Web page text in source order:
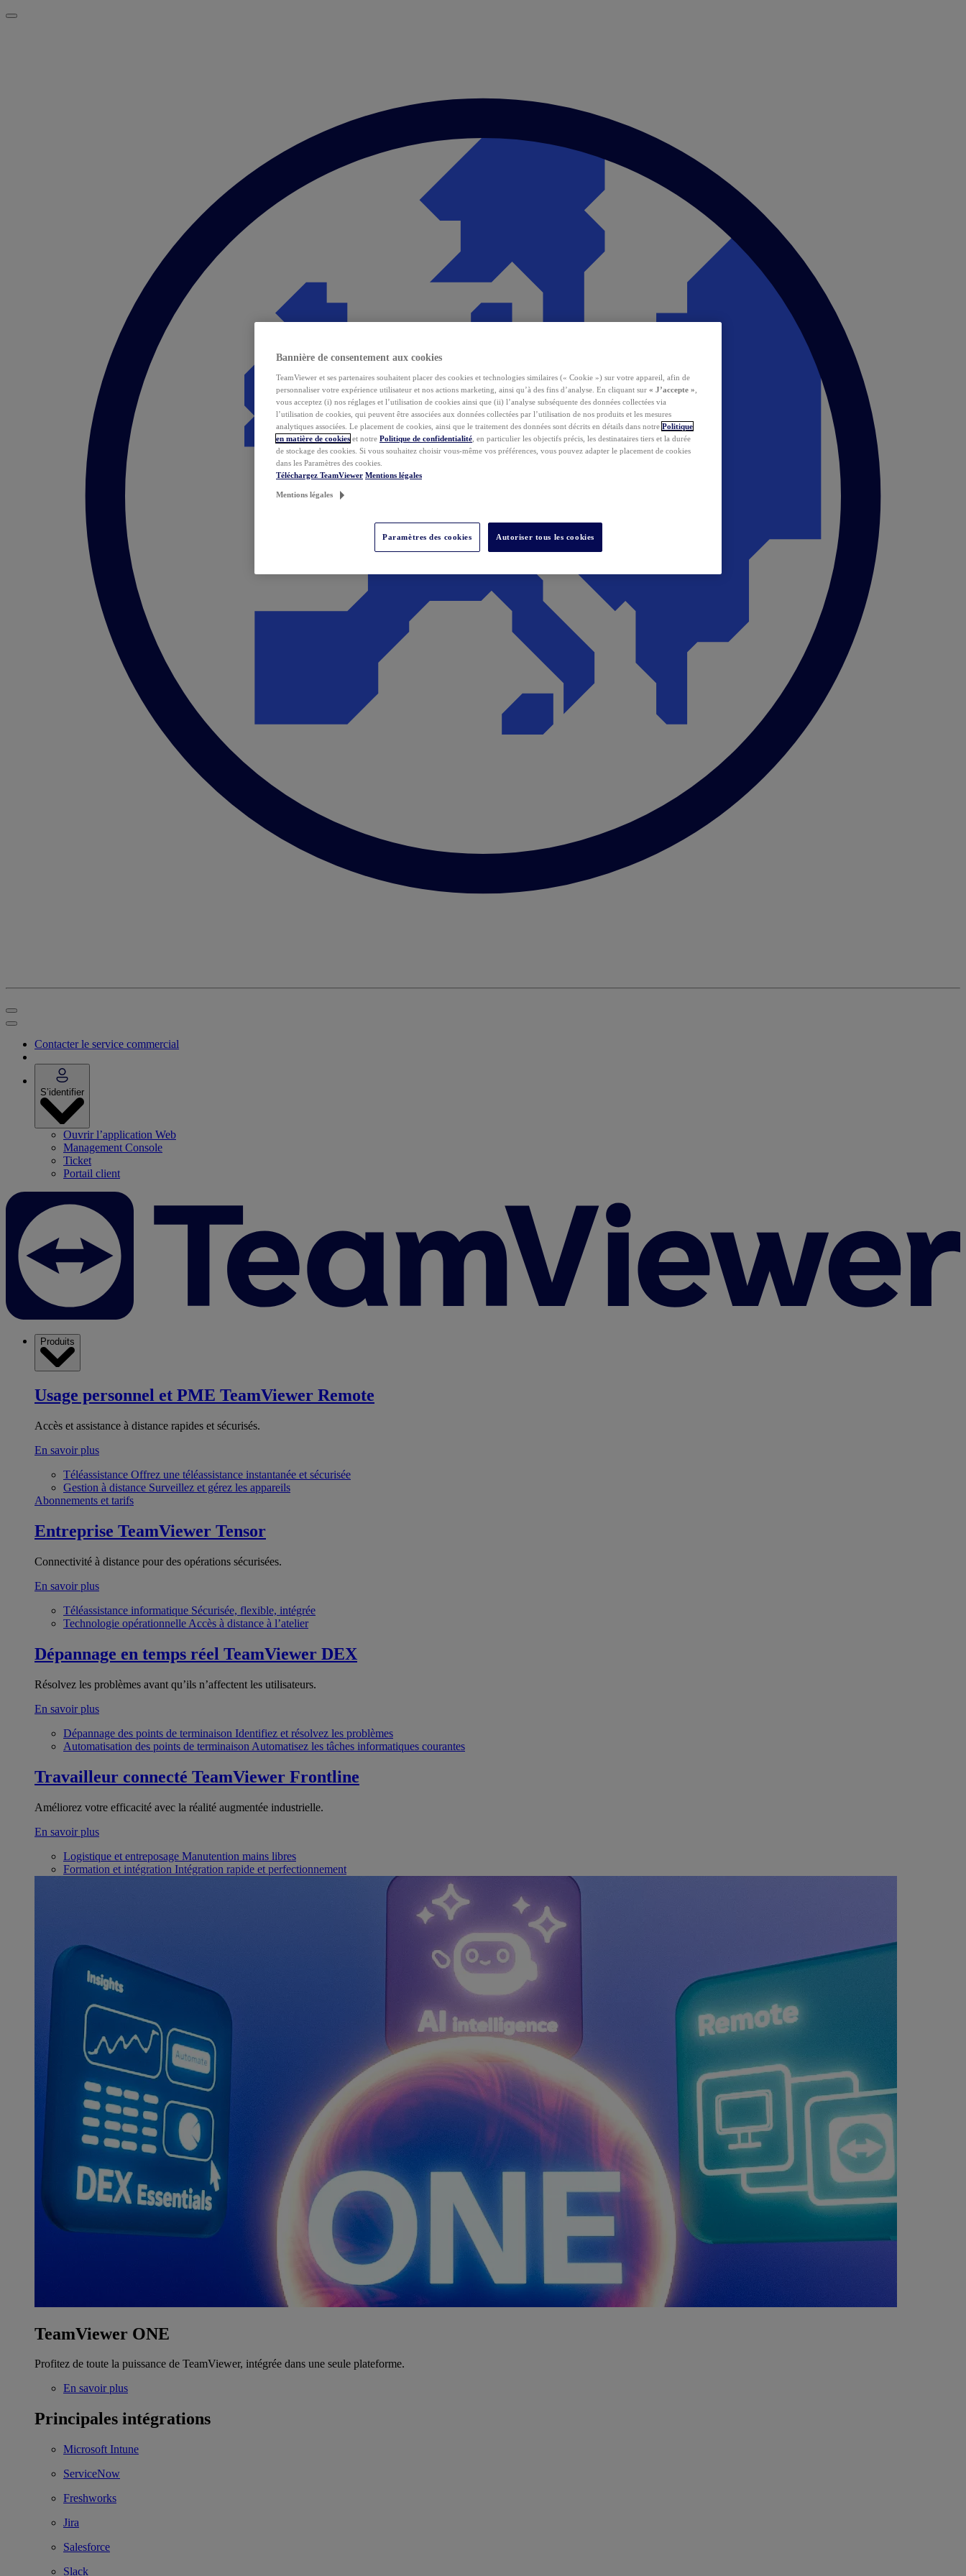
Contacter le service commercial
S’identifier
Ouvrir l’application Web
Management Console
Ticket
Portail client
Produits
Usage personnel et PME TeamViewer Remote
Accès et assistance à distance rapides et sécurisés.
En savoir plus
Téléassistance Offrez une téléassistance instantanée et sécurisée
Gestion à distance Surveillez et gérez les appareils
Abonnements et tarifs
Entreprise TeamViewer Tensor
Connectivité à distance pour des opérations sécurisées.
En savoir plus
Téléassistance informatique Sécurisée, flexible, intégrée
Technologie opérationnelle Accès à distance à l’atelier
Dépannage en temps réel TeamViewer DEX
Résolvez les problèmes avant qu’ils n’affectent les utilisateurs.
En savoir plus
Dépannage des points de terminaison Identifiez et résolvez les problèmes
Automatisation des points de terminaison Automatisez les tâches informatiques courantes
Travailleur connecté TeamViewer Frontline
Améliorez votre efficacité avec la réalité augmentée industrielle.
En savoir plus
Logistique et entreposage Manutention mains libres
Formation et intégration Intégration rapide et perfectionnement
TeamViewer ONE
Profitez de toute la puissance de TeamViewer, intégrée dans une seule plateforme.
En savoir plus
Principales intégrations
Microsoft Intune
ServiceNow
Freshworks
Jira
Salesforce
Slack
Bannière de consentement aux cookies
TeamViewer et ses partenaires souhaitent placer des cookies et technologies similaires (« Cookie ») sur votre appareil, afin de
personnaliser votre expérience utilisateur et nos actions marketing, ainsi qu’à des fins d’analyse. En cliquant sur « J’accepte »
vous acceptez (i) nos réglages et l’utilisation de cookies ainsi que (ii) l’analyse subséquente des données collectées via
l’utilisation de cookies, qui peuvent être associées aux données collectées par l’utilisation de nos produits et les mesures
analytiques associées. Le placement de cookies, ainsi que le traitement des données sont décrits en détails dans notre Politique
en matière de cookies et notre Politique de confidentialité , en particulier les objectifs précis, les destinataires tiers et la durée
de stockage des cookies. Si vous souhaitez choisir vous-même vos préférences, vous pouvez adapter le placement de cookies
dans les Paramètres des cookies.
Téléchargez TeamViewer Mentions légales
Mentions légales
Paramètres des cookies Autoriser tous les cookies